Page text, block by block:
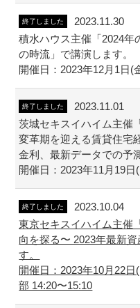
終了しました
2023.11.30
積水ハウス主催「2024年
の時流」で講演します。
開催日：2023年12月1日(
終了しました
2023.11.01
茨城セキスイハイム主催
変革期を迎える賃貸住宅
金利、最新データでの予
開催日：2023年11月19日
終了しました
2023.10.04
東京セキスイハイム主催
向を探る〜 2023年最新
す。
開催日：2023年10月22
部 14:20〜15:10